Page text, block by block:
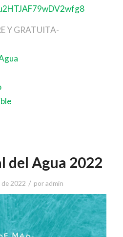
Y GRATUITA-
del Agua 2022
de 2022 / poradmin